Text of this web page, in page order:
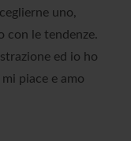
uno,
con le tendenze.
ed io ho
piace e amo